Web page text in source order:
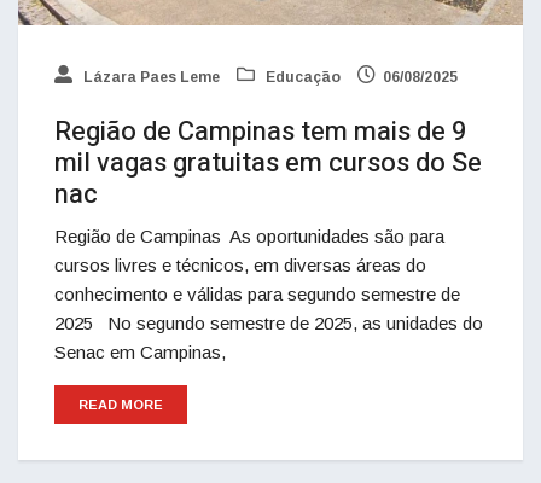
Lázara Paes Leme Educação 06/08/2025
Região de Campinas tem mais de 9
mil vagas gratuitas em cursos do Se
nac
Região de Campinas As oportunidades são para
cursos livres e técnicos, em diversas áreas do
conhecimento e válidas para segundo semestre de
2025 No segundo semestre de 2025, as unidades do
Senac em Campinas,
READ MORE